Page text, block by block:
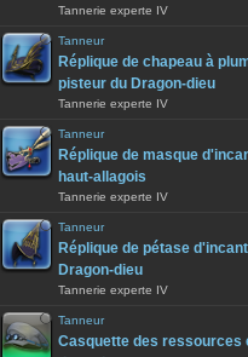
Tannerie experte IV
Tanneur
Réplique de chapeau à
pisteur du Dragon-dieu
Tannerie experte IV
Tanneur
Réplique de masque
haut-allagois
Tannerie experte IV
Tanneur
Réplique de pétase
Dragon-dieu
Tannerie experte IV
Tanneur
Casquette des ressources